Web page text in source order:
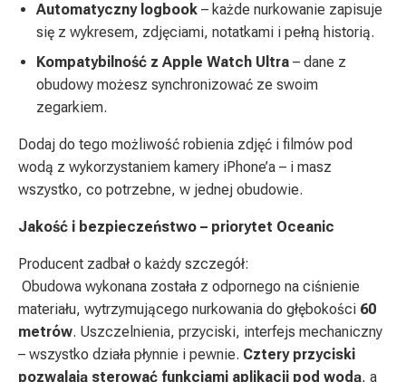
Automatyczny logbook – każde nurkowanie zapisuje
się z wykresem, zdjęciami, notatkami i pełną historią.
Kompatybilność z Apple Watch Ultra – dane z
obudowy możesz synchronizować ze swoim
zegarkiem.
Dodaj do tego możliwość robienia zdjęć i filmów pod
wodą z wykorzystaniem kamery iPhone’a – i masz
wszystko, co potrzebne, w jednej obudowie.
Jakość i bezpieczeństwo – priorytet Oceanic
Producent zadbał o każdy szczegół:
Obudowa wykonana została z odpornego na ciśnienie
materiału, wytrzymującego nurkowania do głębokości 60
metrów. Uszczelnienia, przyciski, interfejs mechaniczny
– wszystko działa płynnie i pewnie. Cztery przyciski
pozwalają sterować funkcjami aplikacji pod wodą, a